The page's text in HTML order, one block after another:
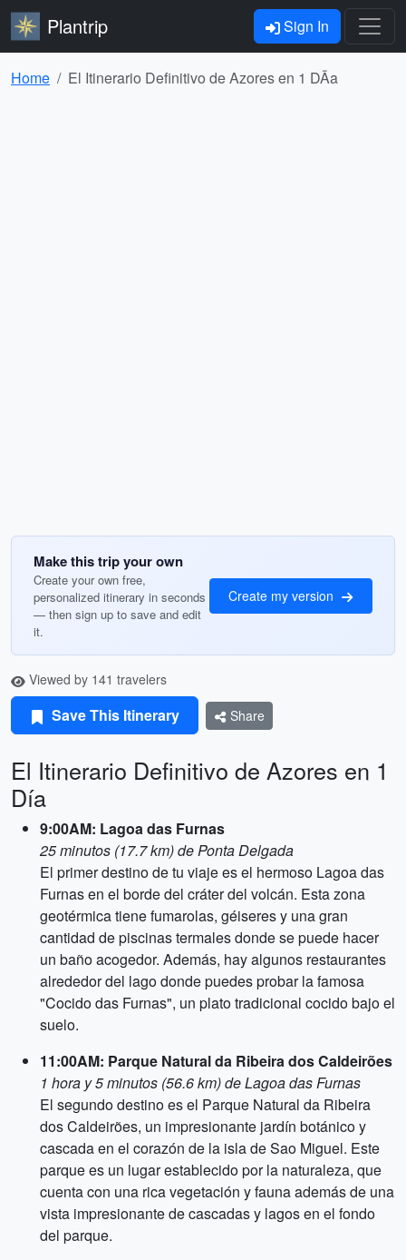
Plantrip Sign In
Home El Itinerario Definitivo de Azores en 1 DÃ­a
Make this trip your own
Create your own free,
personalized itinerary in seconds
— then sign up to save and edit
it.
Create my version
Viewed by 141 travelers
Save This Itinerary Share
El Itinerario Definitivo de Azores en 1
Día
9:00AM: Lagoa das Furnas
25 minutos (17.7 km) de Ponta Delgada
El primer destino de tu viaje es el hermoso Lagoa das
Furnas en el borde del cráter del volcán. Esta zona
geotérmica tiene fumarolas, géiseres y una gran
cantidad de piscinas termales donde se puede hacer
un baño acogedor. Además, hay algunos restaurantes
alrededor del lago donde puedes probar la famosa
"Cocido das Furnas", un plato tradicional cocido bajo el
suelo.
11:00AM: Parque Natural da Ribeira dos Caldeirões
1 hora y 5 minutos (56.6 km) de Lagoa das Furnas
El segundo destino es el Parque Natural da Ribeira
dos Caldeirões, un impresionante jardín botánico y
cascada en el corazón de la isla de Sao Miguel. Este
parque es un lugar establecido por la naturaleza, que
cuenta con una rica vegetación y fauna además de una
vista impresionante de cascadas y lagos en el fondo
del parque.